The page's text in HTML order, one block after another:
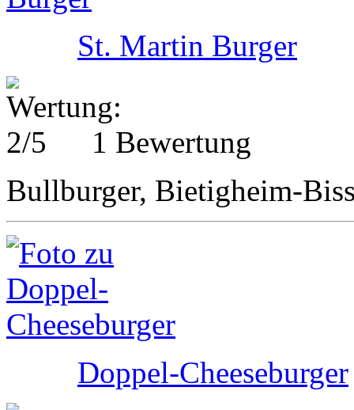
St. Martin Burger
1 Bewertung
Bullburger, Bietigheim-
Doppel-Cheeseburger